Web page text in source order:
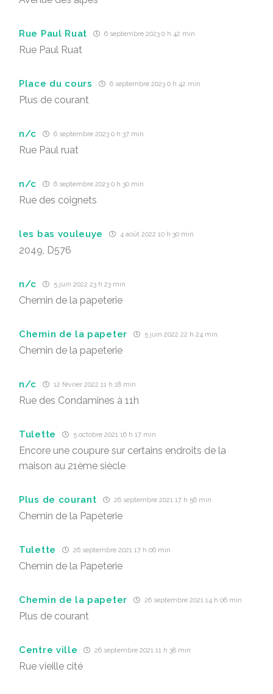
Rue Paul Ruat 6 septembre 2023 0 h 42 min
Rue Paul Ruat
Place du cours 6 septembre 2023 0 h 42 min
Plus de courant
n/c 6 septembre 2023 0 h 37 min
Rue Paul ruat
n/c 6 septembre 2023 0 h 30 min
Rue des coignets
les bas vouleuye 4 août 2022 10 h 30 min
2049, D576
n/c 5 juin 2022 23 h 23 min
Chemin de la papeterie
Chemin de la papeter 5 juin 2022 22 h 24 min
Chemin de la papeterie
n/c 12 février 2022 11 h 18 min
Rue des Condamines à 11h
Tulette 5 octobre 2021 16 h 17 min
Encore une coupure sur certains endroits de la
maison au 21ème siècle
Plus de courant 26 septembre 2021 17 h 56 min
Chemin de la Papeterie
Tulette 26 septembre 2021 17 h 06 min
Chemin de la Papeterie
Chemin de la papeter 26 septembre 2021 14 h 06 min
Plus de courant
Centre ville 26 septembre 2021 11 h 38 min
Rue vieille cité